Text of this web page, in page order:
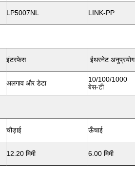
LP5007NL LINK-PP
इंटरफेस ईथरनेट अनुप्रयोग
अलगाव और डेटा
10/100/1000
बेस-टी
चौड़ाई ऊँचाई
12.20 मिमी 6.00 मिमी